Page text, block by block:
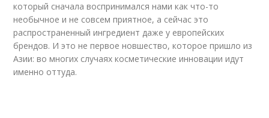
который сначала воспринимался нами как что-то
необычное и не совсем приятное, а сейчас это
распространенный ингредиент даже у европейских
брендов. И это не первое новшество, которое пришло из
Азии: во многих случаях косметические инновации идут
именно оттуда.